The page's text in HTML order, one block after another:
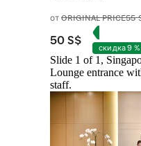
отORIGINAL PRICE55
50 S$ скидка 9 %
Slide 1 of 1,
Lounge entrance
staff.